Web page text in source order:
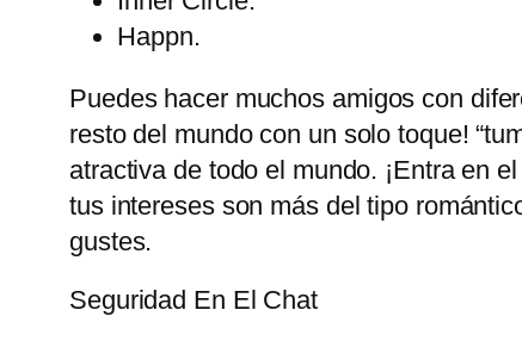
Happn.
Puedes hacer muchos amigos con
resto del mundo con un solo toque!
atractiva de todo el mundo. ¡Entra en
tus intereses son más del tipo
gustes.
Seguridad En El Chat